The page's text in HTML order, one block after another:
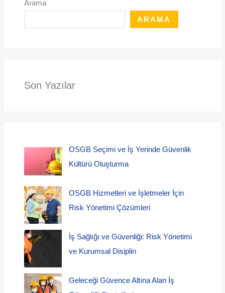
Arama
ARAMA
Son Yazılar
OSGB Seçimi ve İş Yerinde Güvenlik
Kültürü Oluşturma
OSGB Hizmetleri ve İşletmeler İçin
Risk Yönetimi Çözümleri
İş Sağlığı ve Güvenliği: Risk Yönetimi
ve Kurumsal Disiplin
Geleceği Güvence Altına Alan İş